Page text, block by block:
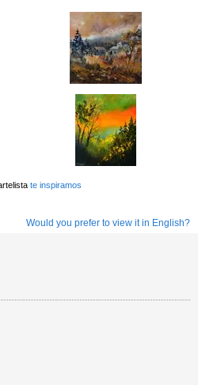
te inspiramos
Would you prefer to view it in English?